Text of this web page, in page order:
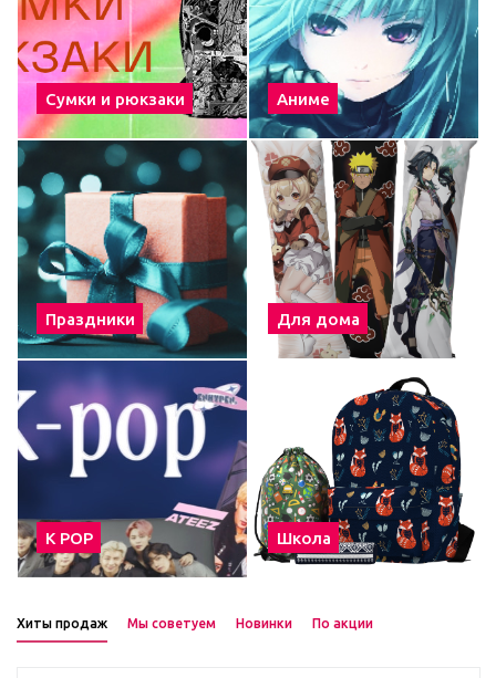
Сумки и рюкзаки Аниме
Праздники Для дома
К POP Школа
Хиты продаж Мы советуем Новинки По акции